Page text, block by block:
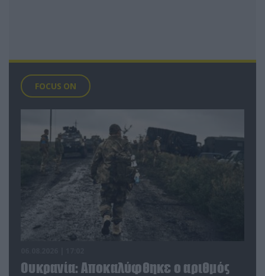
FOCUS ON
Ουκρανία: Αποκαλύφθηκε ο αριθμός